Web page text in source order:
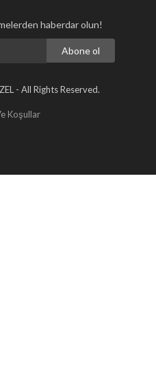
haberdar olun!
Abone ol
- All Rights Reserved.
Koşullar